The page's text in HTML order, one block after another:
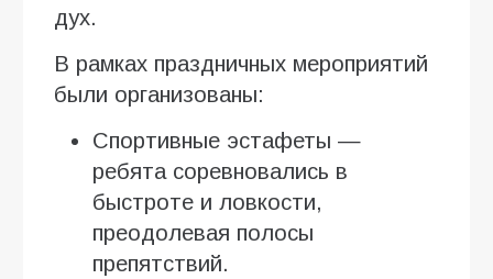
дух.
В рамках праздничных мероприятий
были организованы:
Спортивные эстафеты —
ребята соревновались в
быстроте и ловкости,
преодолевая полосы
препятствий.